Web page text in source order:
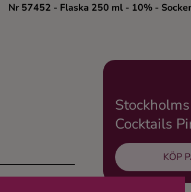
Nr 57452 - Flaska 250 ml - 10% -
Cocktails
KÖP